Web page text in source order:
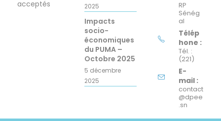
acceptés
2025
Impacts
socio-
économiques
du PUMA –
Octobre 2025
5 décembre
2025
RP
Sénég
al
Télép
hone :
Tél. :
(221)
E-
mail :
contact
@dpee
.sn